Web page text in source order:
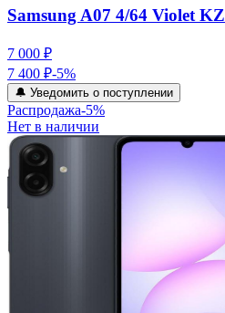
Samsung A07 4/64 Violet KZ
7 000 ₽
7 400 ₽-5%
🔔 Уведомить о поступлении
Распродажа-5%
Нет в наличии